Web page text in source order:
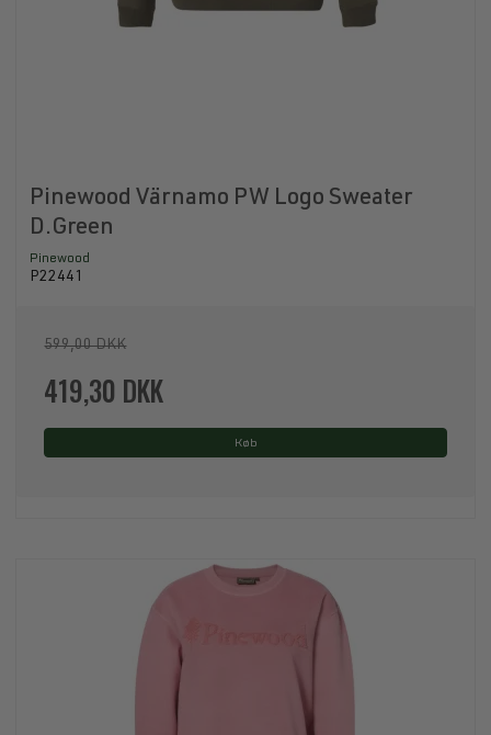
Pinewood Värnamo PW Logo Sweater
D.Green
Pinewood
P22441
599,00 DKK
419,30 DKK
Køb